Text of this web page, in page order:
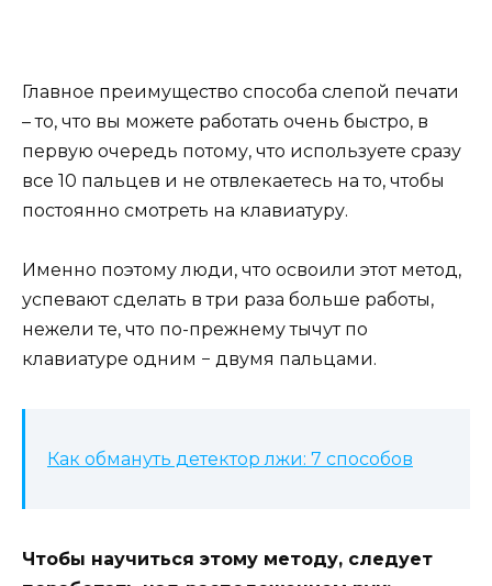
Главное преимущество способа слепой печати
– то, что вы можете работать очень быстро, в
первую очередь потому, что используете сразу
все 10 пальцев и не отвлекаетесь на то, чтобы
постоянно смотреть на клавиатуру.
Именно поэтому люди, что освоили этот метод,
успевают сделать в три раза больше работы,
нежели те, что по-прежнему тычут по
клавиатуре одним − двумя пальцами.
Как обмануть детектор лжи: 7 способов
Чтобы научиться этому методу, следует